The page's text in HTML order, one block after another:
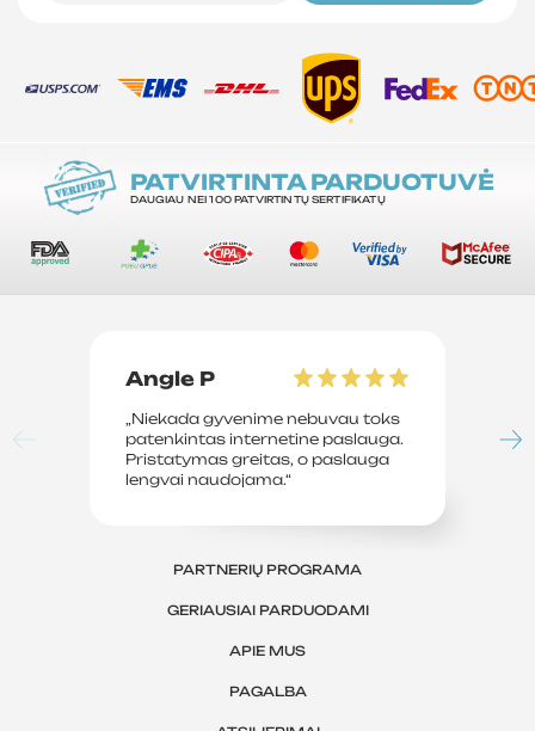
PATVIRTINTA PARDUOTUVĖ
DAUGIAU NEI 100 PATVIRTINTŲ SERTIFIKATŲ
Angle P
„Niekada gyvenime nebuvau toks
patenkintas internetine paslauga.
Pristatymas greitas, o paslauga
lengvai naudojama.“
PARTNERIŲ PROGRAMA
GERIAUSIAI PARDUODAMI
APIE MUS
PAGALBA